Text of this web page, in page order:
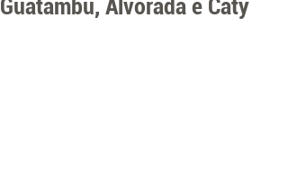
Guatambu, Alvorada e Caty